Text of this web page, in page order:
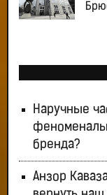
Наручные
бренда?
Анзор